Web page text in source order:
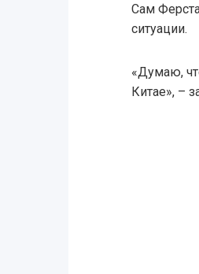
Сам
ситуации.
«Думаю,
Китае», –